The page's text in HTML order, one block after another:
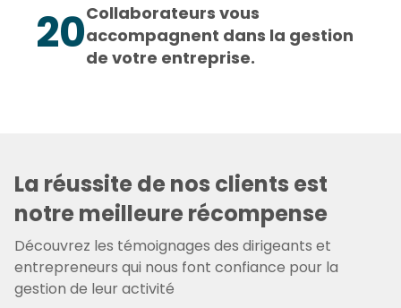
20Collaborateurs vous
accompagnent dans la gestion
de votre entreprise.
La réussite de nos clients est
notre meilleure récompense
Découvrez les témoignages des dirigeants et
entrepreneurs qui nous font confiance pour la
gestion de leur activité